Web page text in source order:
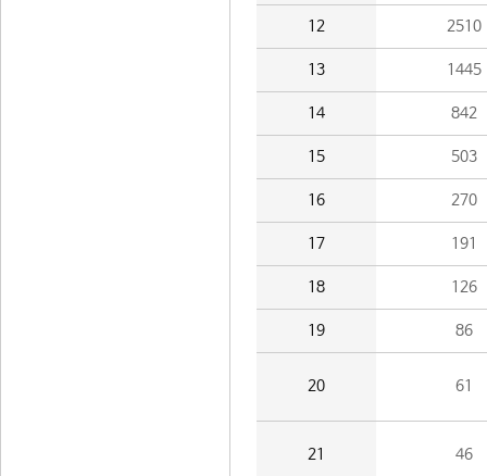
12 2510
13 1445
14 842
15 503
16 270
17 191
18 126
19 86
20 61
21 46